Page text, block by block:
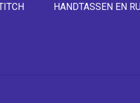
HANDTASSEN EN